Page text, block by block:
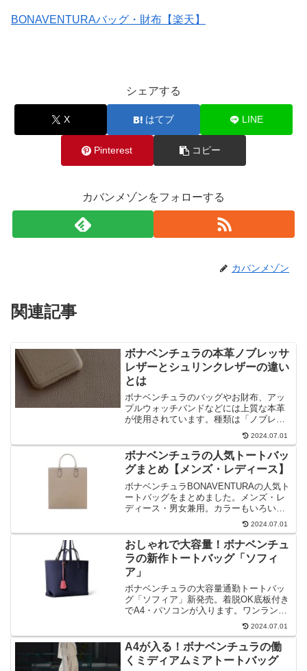
BONAVENTURAバッグ・財布【楽天】
シェアする
X はてブ LINE
Pinterest コピー
カバンメゾンをフォローする
カバンメゾン
関連記事
ボナベンチュラの本革ノブレッサ
レザーとシュリンクレザーの違い
とは
ボナベンチュラのバッグやお財布、アッ
プルウォッチバンドなどには上質な本革
が使用されています。種類は「ノブレッ
サレザー」と「シュリンクレザー」のふ
たつあります。この違いとはなんでしょ
うか。チェックしてみました。
2024.07.01
ボナベンチュラの人気トートバッ
グまとめ【メンズ・レディース】
ボナベンチュラBONAVENTURAの人気ト
ートバッグをまとめました。メンズ・レ
ディース・男女兼用。カラーもいろいろ
ありますね。A4もPCも入って通勤バッグ
としてはとても便利。そしておしゃれで
すよね。
2024.07.01
おしゃれで大容量！ボナベンチュ
ラの新作トートバッグ「ソフィ
ア」
ボナベンチュラの大容量通勤トートバッ
グ「ソフィア」新発売。着脱OK底板付き
でA4・パソコンが入ります。ワンランク
上のマザーズバッグとしてもおすすめ。
2024.07.01
A4が入る！ボナベンチュラの働
くミディアムミアトートバッグ